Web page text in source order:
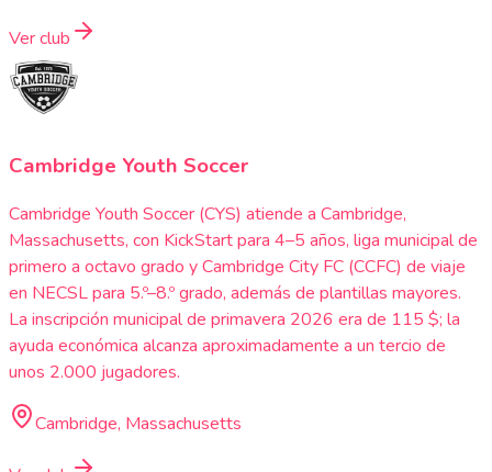
Ver club
Cambridge Youth Soccer
Cambridge Youth Soccer (CYS) atiende a Cambridge,
Massachusetts, con KickStart para 4–5 años, liga municipal de
primero a octavo grado y Cambridge City FC (CCFC) de viaje
en NECSL para 5.º–8.º grado, además de plantillas mayores.
La inscripción municipal de primavera 2026 era de 115 $; la
ayuda económica alcanza aproximadamente a un tercio de
unos 2.000 jugadores.
Cambridge, Massachusetts